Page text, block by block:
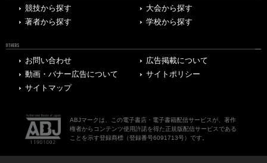
競技から探す
大会から探す
著者から探す
学校から探す
OTHERS
お問い合わせ
広告掲載について
動画・バナー広告について
サイトポリシー
サイトマップ
ABJマークは、この電子書店・電子書籍配信サービスが、著作
権者からコンテンツ使用許諾を得た正規版配信サービスである
ことを示す登録商標（登録番号6091713号）です。